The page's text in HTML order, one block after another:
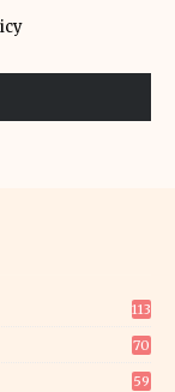
113
70
59